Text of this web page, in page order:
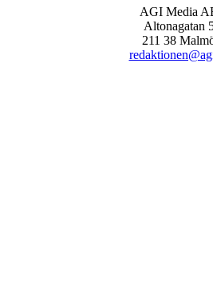
AGI Media
Altonagatan
211 38